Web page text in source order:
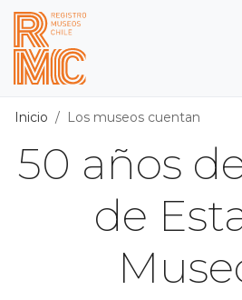
Contenido principal
Registro de
Inicio Los museos cuentan
50 años
de